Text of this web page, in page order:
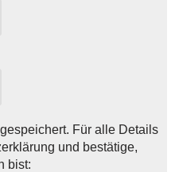
Für alle Details
und bestätige,
bist: